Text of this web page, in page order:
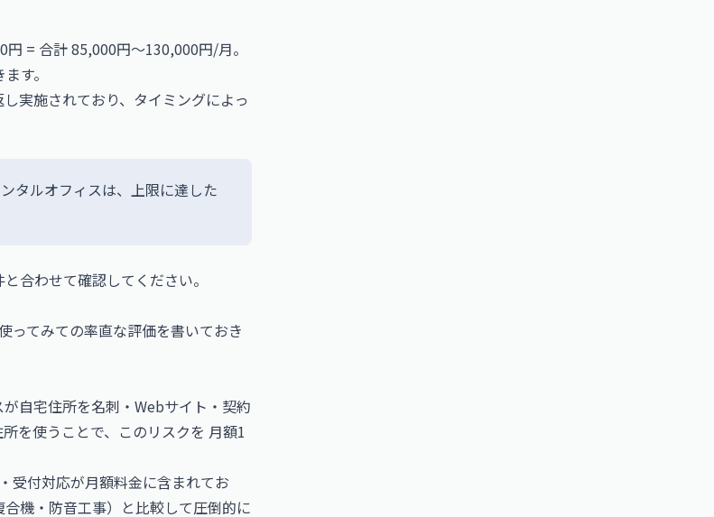
= 合計 85,000円〜130,000円/月。
す。
実施されており、タイミングによっ
タルオフィスは、上限に達した
合わせて確認してください。
ってみての率直な評価を書いておき
自宅住所を名刺・Webサイト・契約
を使うことで、このリスクを 月額1
受付対応が月額料金に含まれてお
機・防音工事）と比較して圧倒的に